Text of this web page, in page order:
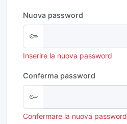
Nuova password
Inserire la nuova password
Conferma password
Confermare la nuova password